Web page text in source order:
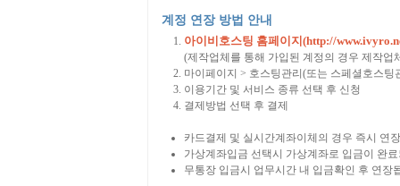
계정 연장 방법 안내
아이비호스팅 홈페이지(http://
(제작업체를 통해 가입된 계정의 경우 제작업
마이페이지 > 호스팅관리(또는 스페셜호스팅
이용기간 및 서비스 종류 선택 후 신청
결제방법 선택 후 결제
카드결제 및 실시간계좌이체의 경우 즉시 연
가상계좌입금 선택시 가상계좌로 입금이 완
무통장 입금시 업무시간 내 입금확인 후 연장